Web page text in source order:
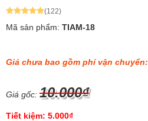
(122)
Mã sản phẩm: TIAM-18
Giá chưa bao gồm phí vận chuyển:
Giá gốc: 10.000₫
Tiết kiệm: 5.000₫